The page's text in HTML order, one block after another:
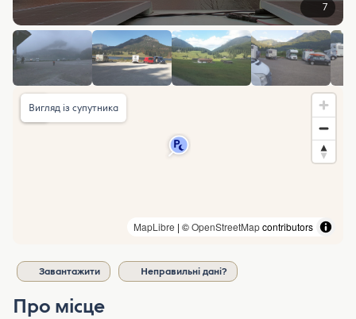
7
MapLibre | ©OpenStreetMapcontributors
Вигляд із супутника
Завантажити Неправильні дані?
Про місце